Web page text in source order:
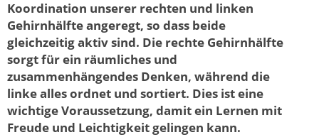
Koordination unserer rechten und linken
Gehirnhälfte angeregt, so dass beide
gleichzeitig aktiv sind. Die rechte Gehirnhälfte
sorgt für ein räumliches und
zusammenhängendes Denken, während die
linke alles ordnet und sortiert. Dies ist eine
wichtige Voraussetzung, damit ein Lernen mit
Freude und Leichtigkeit gelingen kann.